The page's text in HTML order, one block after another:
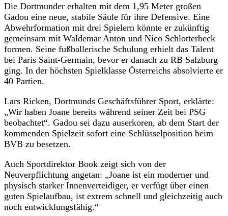
Die Dortmunder erhalten mit dem 1,95 Meter großen
Gadou eine neue, stabile Säule für ihre Defensive. Eine
Abwehrformation mit drei Spielern könnte er zukünftig
gemeinsam mit Waldemar Anton und Nico Schlotterbeck
formen. Seine fußballerische Schulung erhielt das Talent
bei Paris Saint-Germain, bevor er danach zu RB Salzburg
ging. In der höchsten Spielklasse Österreichs absolvierte er
40 Partien.
Lars Ricken, Dortmunds Geschäftsführer Sport, erklärte:
„Wir haben Joane bereits während seiner Zeit bei PSG
beobachtet“. Gadou sei dazu auserkoren, ab dem Start der
kommenden Spielzeit sofort eine Schlüsselposition beim
BVB zu besetzen.
Auch Sportdirektor Book zeigt sich von der
Neuverpflichtung angetan: „Joane ist ein moderner und
physisch starker Innenverteidiger, er verfügt über einen
guten Spielaufbau, ist extrem schnell und gleichzeitig auch
noch entwicklungsfähig.“